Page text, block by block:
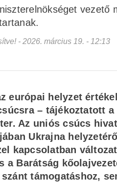
vezető
- 2026. március 19. - 12:13
európai helyzet
– tájékoztatott
Az uniós csúcs
Ukrajna
kapcsolatban
Barátság
támogatáshoz,